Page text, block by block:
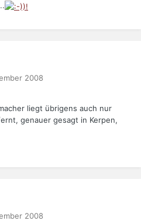
2008
liegt übrigens auch nur
genauer gesagt in Kerpen,
2008